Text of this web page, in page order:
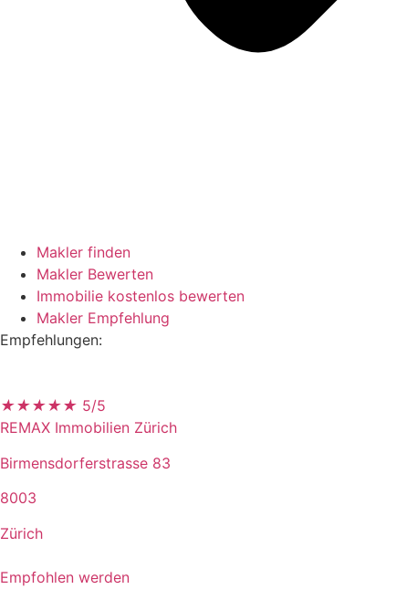
Makler finden
Makler Bewerten
Immobilie kostenlos bewerten
Makler Empfehlung
Empfehlungen:
★★★★★ 5/5
REMAX Immobilien Zürich
Birmensdorferstrasse 83
8003
Zürich
Empfohlen werden